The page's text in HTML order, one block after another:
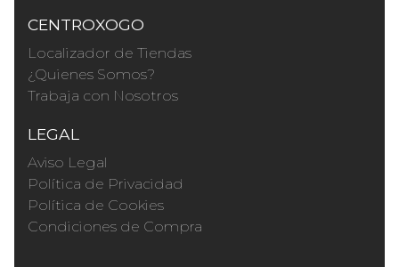
CENTROXOGO
Localizador de Tiendas
¿Quienes Somos?
Trabaja con Nosotros
LEGAL
Aviso Legal
Política de Privacidad
Política de Cookies
Condiciones de Compra